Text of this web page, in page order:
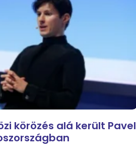
körözés alá került Pavel